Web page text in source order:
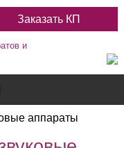
Заказать КП
и
аппараты